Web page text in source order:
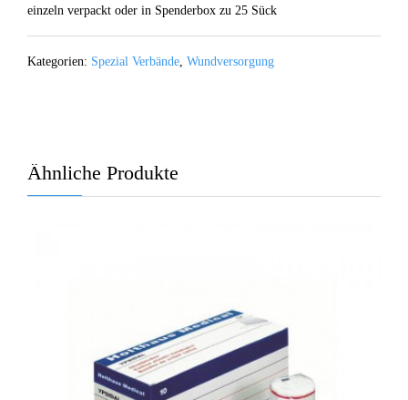
einzeln verpackt oder in Spenderbox zu 25 Sück
Kategorien: Spezial Verbände Wundversorgung
Ähnliche Produkte